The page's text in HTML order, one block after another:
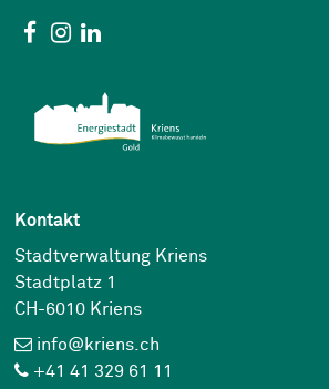
Social Media
Facebook
Instagram
Kontakt
Stadtverwaltung Kriens
Stadtplatz 1
CH-6010 Kriens
info@kriens.ch
+41 41 329 61 11